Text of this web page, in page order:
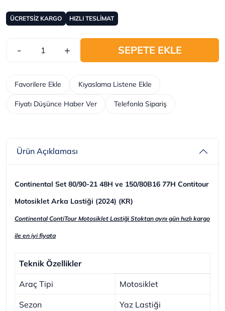
ÜCRETSİZ KARGO HIZLI TESLİMAT
- + SEPETE EKLE
Telefonla Sipariş
Kıyaslama Listene Ekle
Favorilere Ekle
Fiyatı Düşünce Haber Ver
Ürün Açıklaması
Continental Set 80/90-21 48H ve 150/80B16 77H Contitour
Motosiklet Arka Lastiği (2024) (KR)
Continental ContiTour Motosiklet Lastiği Stoktan aynı gün hızlı kargo
ile en iyi fiyata
Teknik Özellikler
Araç Tipi Motosiklet
Sezon Yaz Lastiği